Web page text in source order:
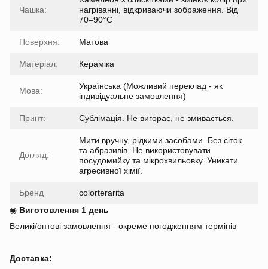
Чашка:
нагріванні, відкриваючи зображення. Від
70–90°C
Поверхня: Матова
Матеріал: Кераміка
Мова:
Українська (Можливий переклад - як
індивідуальне замовлення)
Принт: Сублімація. Не вигорає, не змивається.
Догляд:
Мити вручну, рідкими засобами. Без сіток
та абразивів. Не використовувати
посудомийку та мікрохвильовку. Уникати
агресивної хімії.
Бренд
colorterarita
◉ Виготовлення 1 день
Великі/оптові замовлення - окреме погодженням термінів
Доставка: